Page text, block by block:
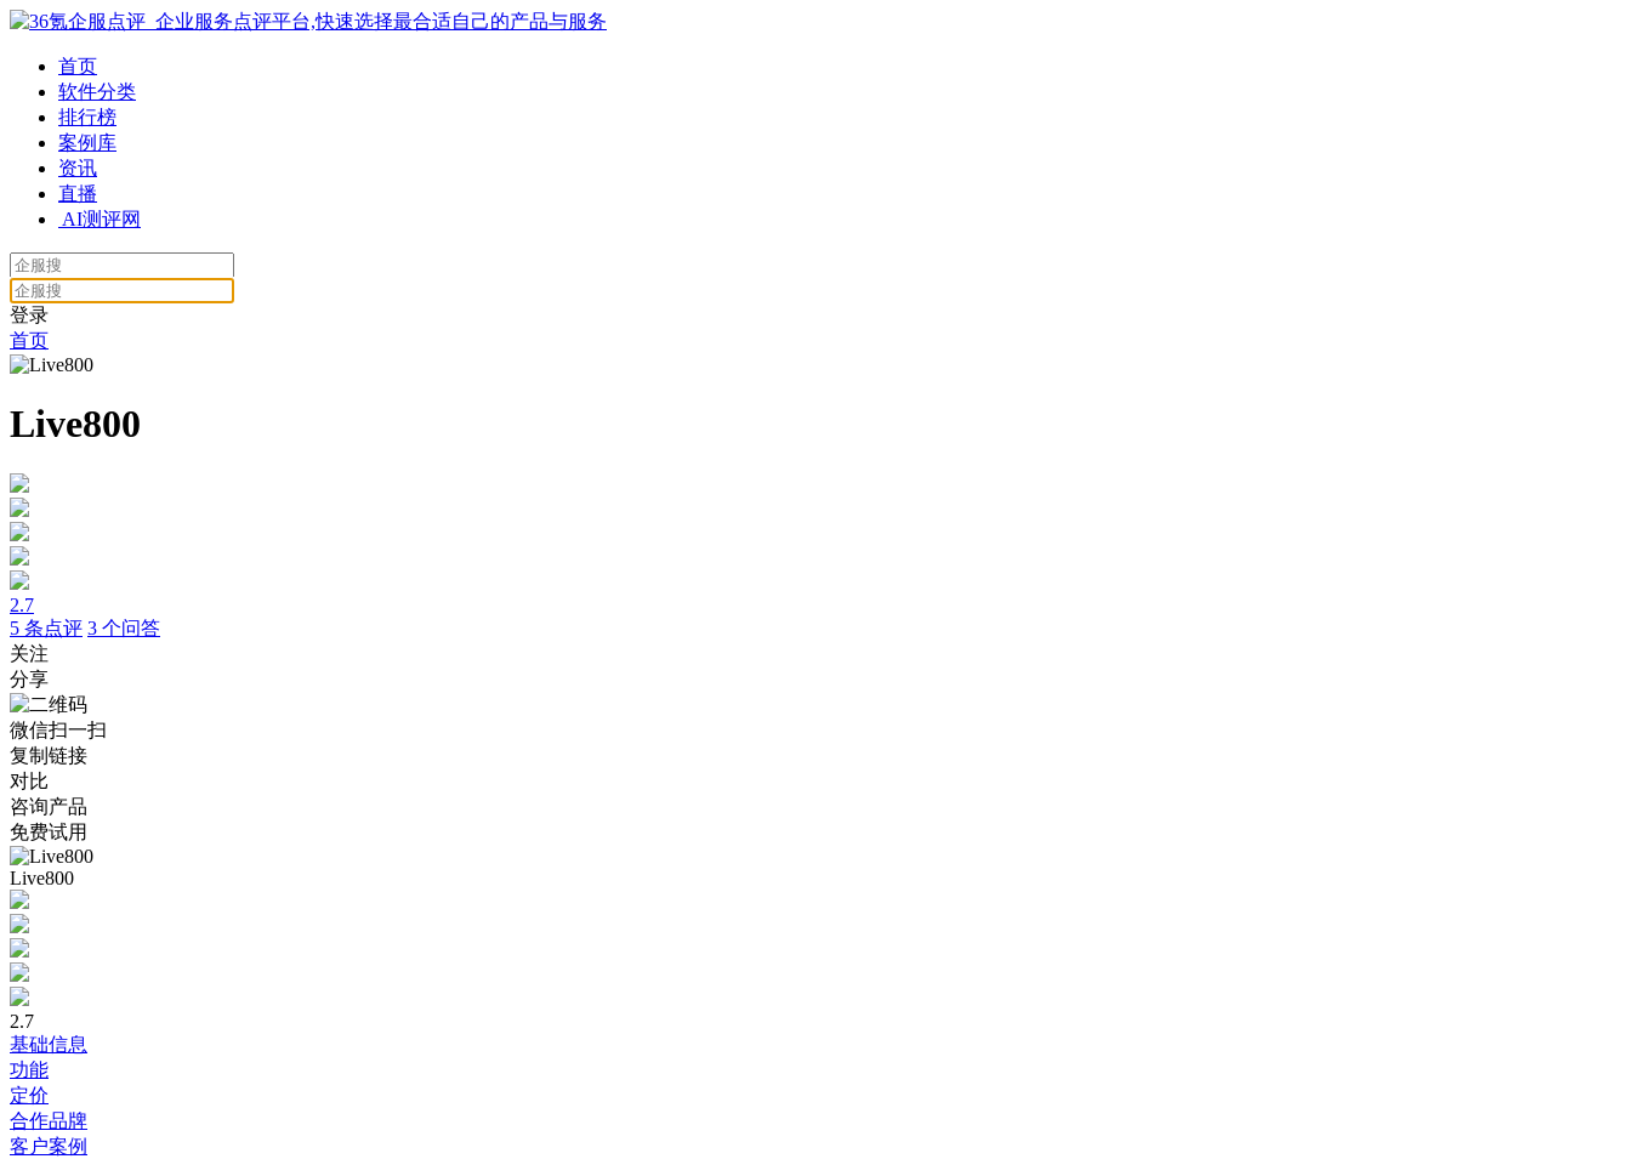
首页
软件分类
排行榜
案例库
资讯
直播
AI测评网
登录
首页
Live800
2.7
5 条点评 3 个问答
关注
分享
微信扫一扫
复制链接
对比
咨询产品
免费试用
Live800
2.7
基础信息
功能
定价
合作品牌
客户案例